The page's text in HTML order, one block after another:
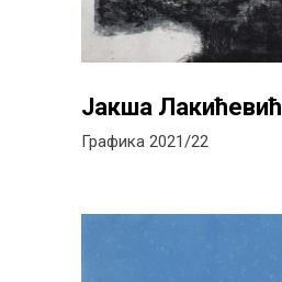
Јакша Лакићевић
Графика 2021/22